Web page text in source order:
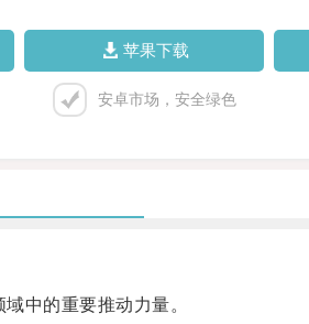
苹果下载
安卓市场，安全绿色
中的重要推动力量。